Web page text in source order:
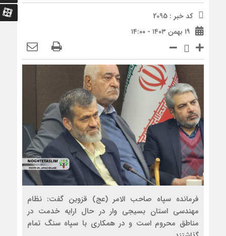
کد خبر : 2095
۱۹ بهمن ۱۴۰۳ - ۱۴:۰۰
فرمانده سپاه صاحب الامر (عج) قزوین گفت: نظام
مهندسی استان بسیجی وار در حال ارایه خدمت در
مناطق محروم است و در همکاری با سپاه سنگ تمام